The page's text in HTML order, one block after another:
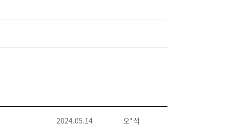
2024.05.14 오*석